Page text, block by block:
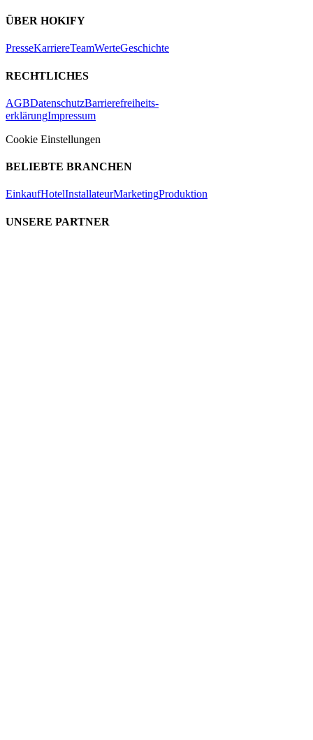
ÜBER HOKIFY
PresseKarriereTeamWerteGeschichte
RECHTLICHES
AGBDatenschutzBarrierefreiheits-
erklärungImpressum
Cookie Einstellungen
BELIEBTE BRANCHEN
EinkaufHotelInstallateurMarketingProduktion
UNSERE PARTNER